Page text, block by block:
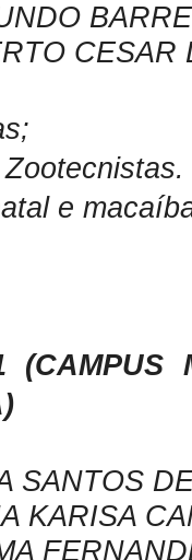
CESAR
e
(CAMPUS
)
SANTOS
KARISA